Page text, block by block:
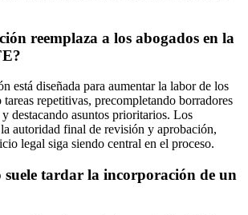
reemplaza a los abogados en la
está diseñada para aumentar la labor de los
tareas repetitivas, precompletando borradores
destacando asuntos prioritarios. Los
autoridad final de revisión y aprobación,
legal siga siendo central en el proceso.
suele tardar la incorporación de un